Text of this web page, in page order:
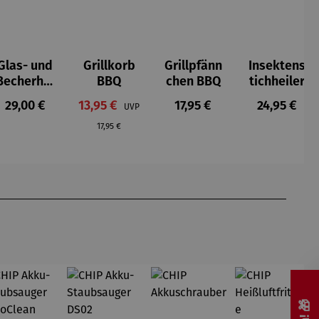
und
ter
Regulärer Preis:
29,00 €
Grillkorb
BBQ
Verkaufspreis:
13,95 €
UVP
Regulärer Preis:
17,95 €
Grillpfänn
chen BBQ
Regulärer Preis:
17,95 €
Insektens
tichheiler
Regulärer
24,95 €